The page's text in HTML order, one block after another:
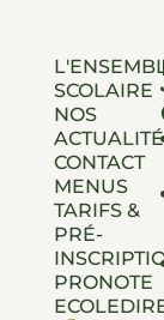
SCOLAIRE
NOS
CONTACT
MENUS
TARIFS &
PRÉ-
PRONOTE